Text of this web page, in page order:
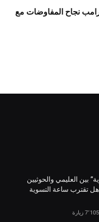
نجاح المفاوضات مع
بين العليمي والحوثيين
تقترب ساعة التسوية
7٬105 زيارة